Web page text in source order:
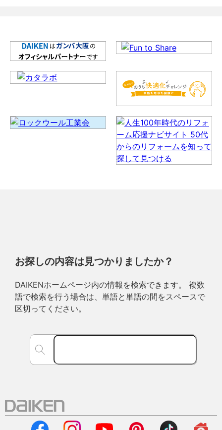
お探しの内容は見つかりましたか？
DAIKENホームページ内の情報を検索できます。 複数
語で検索を行う場合は、単語と単語の間をスペースで
区切ってください。